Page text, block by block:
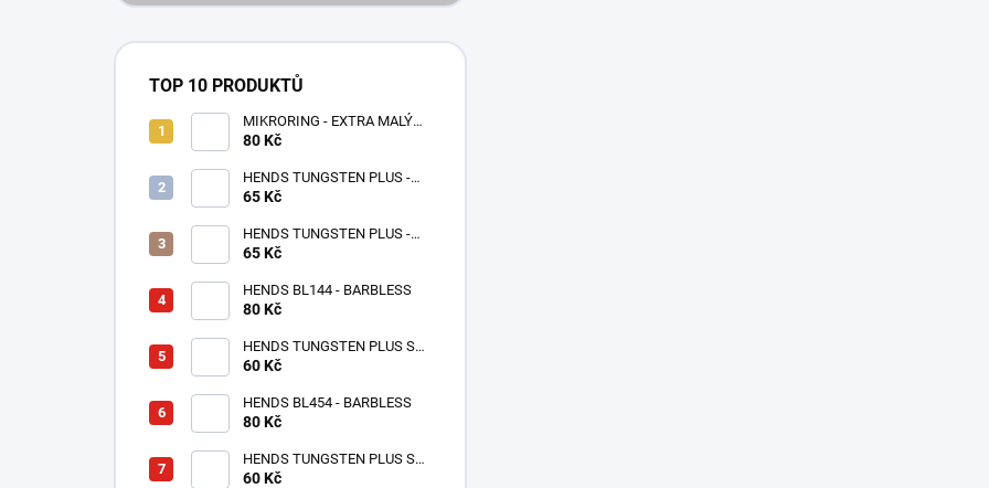
TOP 10 PRODUKTŮ
MIKRORING - EXTRA MALÝ
80 Kč
HENDS TUNGSTEN PLUS -
65 Kč
HENDS TUNGSTEN PLUS -
RŮŽOVÁ ANODIZOVANÁ
65 Kč
HENDS BL144 - BARBLESS
80 Kč
HENDS TUNGSTEN PLUS S
MALOU DRÁŽKOU -
60 Kč
HENDS BL454 - BARBLESS
80 Kč
HENDS TUNGSTEN PLUS S
MALOU DRÁŽKOU - MĚDĚNÝ
60 Kč